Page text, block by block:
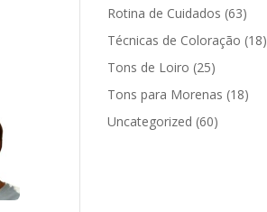
Rotina de Cuidados (63)
Técnicas de Coloração (18)
Tons de Loiro (25)
Tons para Morenas (18)
Uncategorized (60)